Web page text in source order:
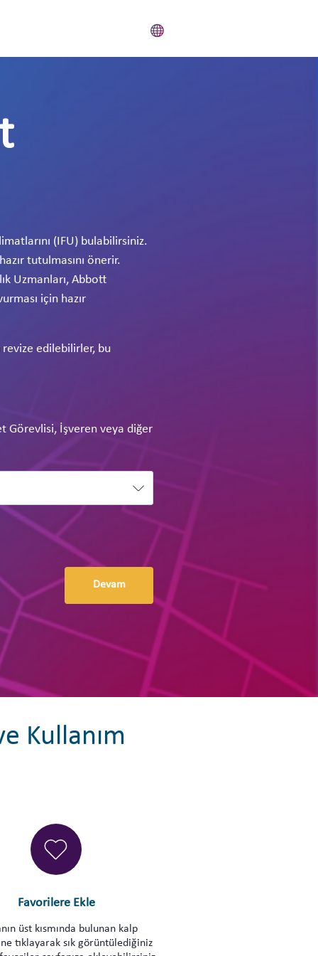
(IFU) bulabilirsiniz.
tutulmasını önerir.
Uzmanları, Abbott
için hazır
revize edilebilirler, bu
Görevlisi, İşveren veya diğer
Devam
Kullanım
Favorilere Ekle
üst kısmında bulunan kalp
tıklayarak sık görüntülediğiniz